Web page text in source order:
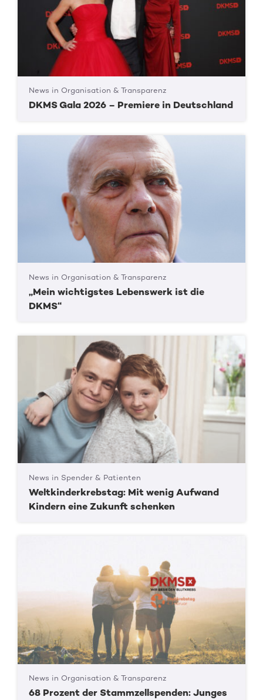
News in Organisation & Transparenz
DKMS Gala 2026 – Premiere in Deutschland
News in Organisation & Transparenz
„Mein wichtigstes Lebenswerk ist die
DKMS“
News in Spender & Patienten
Weltkinderkrebstag: Mit wenig Aufwand
Kindern eine Zukunft schenken
News in Organisation & Transparenz
68 Prozent der Stammzellspenden: Junges